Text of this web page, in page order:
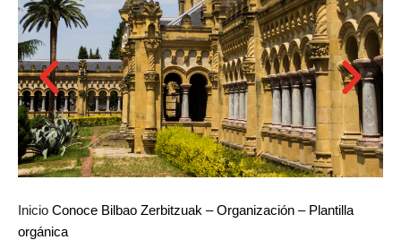
Inicio Conoce Bilbao Zerbitzuak – Organización – Plantilla
orgánica